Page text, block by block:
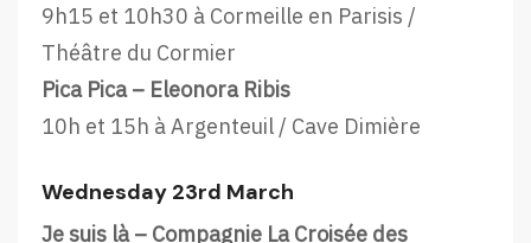
9h15 et 10h30 à Cormeille en Parisis /
Théâtre du Cormier
Pica Pica – Eleonora Ribis
10h et 15h à Argenteuil / Cave Dimière
Wednesday 23rd March
Je suis là – Compagnie La Croisée des